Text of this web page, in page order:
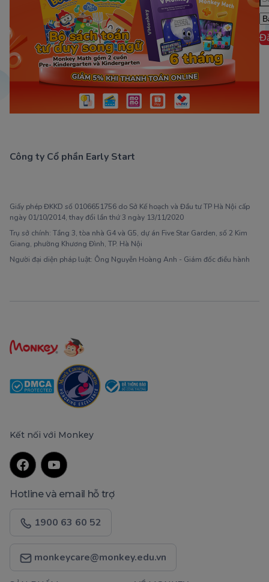
Công ty Cổ phần Early Start
Giấy phép ĐKKD số 0106651756 do Sở Kế hoạch và Đầu tư TP Hà Nội cấp
ngày 01/10/2014, thay đổi lần thứ 3 ngày 13/11/2020
Trụ sở chính: Tầng 3, tòa nhà G4 và G5, dự án Five Star Garden, số 2 Kim
Giang, phường Khương Đình, TP. Hà Nội
Người đại diện pháp luật: Ông Nguyễn Hoàng Anh - Giám đốc điều hành
Kết nối với Monkey
Hotline và email hỗ trợ
1900 63 60 52
monkeycare@monkey.edu.vn